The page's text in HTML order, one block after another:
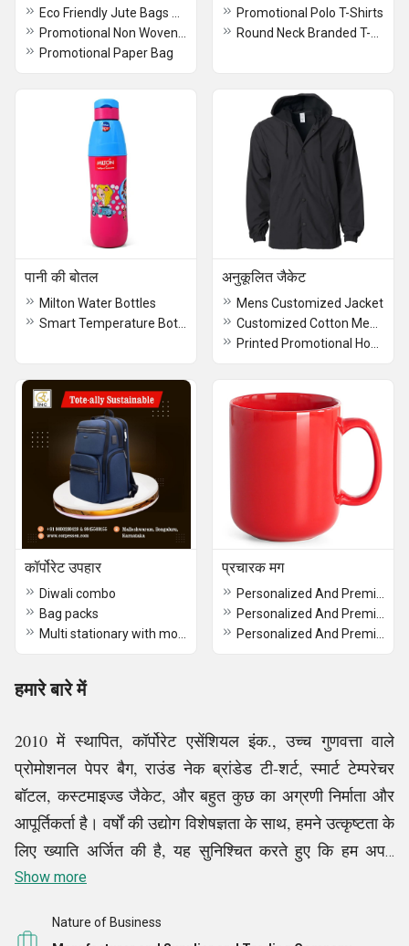
Promotional Paper Bag
Promotional Polo T-Shirts
पानी की बोतल
Milton Water Bottles
अनुकूलित जैकेट
Mens Customized Jacket
कॉर्पोरेट उपहार
Diwali combo
Bag packs
प्रचारक मग
हमारे बारे में
2010 में स्थापित, कॉर्पोरेट एसेंशियल इंक., उच्च गुणवत्ता वाले
प्रोमोशनल पेपर बैग, राउंड नेक ब्रांडेड टी-शर्ट, स्मार्ट टेम्परेचर
बॉटल, कस्टमाइज्ड जैकेट, और बहुत कुछ का अग्रणी निर्माता और
आपूर्तिकर्ता है। वर्षों की उद्योग विशेषज्ञता के साथ, हमने उत्कृष्टता के
लिए ख्याति अर्जित की है, यह सुनिश्चित करते हुए कि हम अपने
सम्मानित ग्राहकों की विविध प्रचार आवश्यकताओं को पूरा करते हैं।
हमें उद्योग में एक भरोसेमंद नाम के रूप में स्थापित किया है। श्री
Show more
Nature of Business